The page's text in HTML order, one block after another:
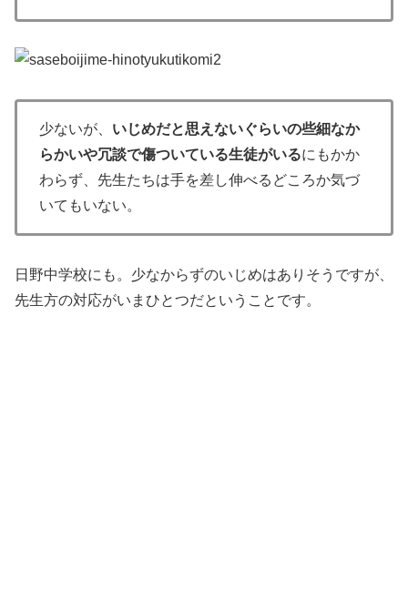
少ないが、 いじめだと思えないぐらいの些細なか
らかいや冗談で傷ついている生徒がいるにもかか
わらず、先生たちは手を差し伸べるどころか気づ
いてもいない。
日野中学校にも。少なからずのいじめはありそうですが、
先生方の対応がいまひとつだということです。